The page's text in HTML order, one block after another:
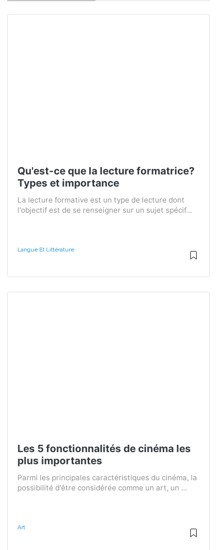
Qu'est-ce que la lecture formatrice?
Types et importance
La lecture formative est un type de lecture dont
l'objectif est de se renseigner sur un sujet spécif...
Langue Et Littérature
Les 5 fonctionnalités de cinéma les
plus importantes
Parmi les principales caractéristiques du cinéma, la
possibilité d'être considérée comme un art, un ...
Art